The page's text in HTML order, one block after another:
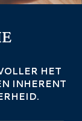
HET
INHERENT